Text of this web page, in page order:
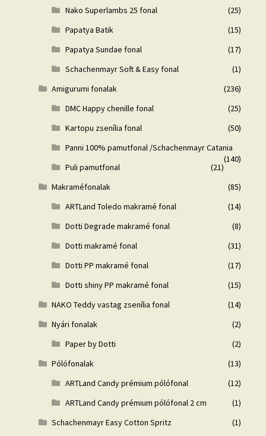
Nako Superlambs 25 fonal
(25)
Papatya Batik
(15)
Papatya Sundae fonal
(17)
Schachenmayr Soft & Easy fonal
(1)
Amigurumi fonalak
(236)
DMC Happy chenille fonal
(25)
Kartopu zsenília fonal
(50)
Panni 100% pamutfonal /Schachenmayr Catania
(140)
Puli pamutfonal
(21)
Makraméfonalak
(85)
ARTLand Toledo makramé fonal
(14)
Dotti Degrade makramé fonal
(8)
Dotti makramé fonal
(31)
Dotti PP makramé fonal
(17)
Dotti shiny PP makramé fonal
(15)
NAKO Teddy vastag zsenília fonal
(14)
Nyári fonalak
(2)
Paper by Dotti
(2)
Pólófonalak
(13)
ARTLand Candy prémium pólófonal
(12)
ARTLand Candy prémium pólófonal 2 cm
(1)
Schachenmayr Easy Cotton Spritz
(1)